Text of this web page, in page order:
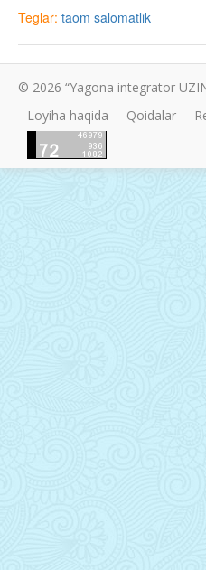
Teglar: taom salomatlik
© 2026 “Yagona integrator
Loyiha haqida
Qoidalar